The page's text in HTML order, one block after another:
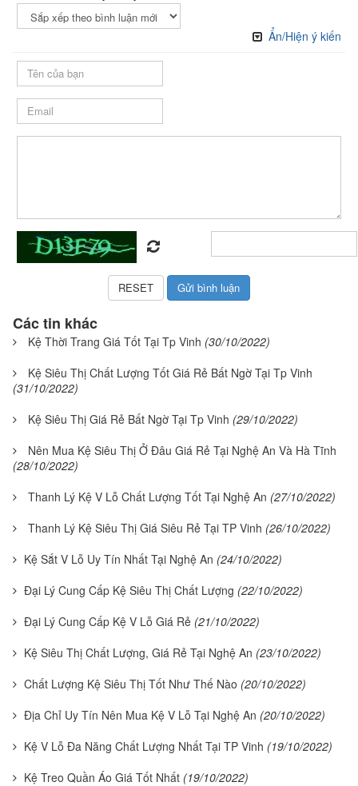
Ẩn/Hiện ý kiến
Các tin khác
Kệ Thời Trang Giá Tốt Tại Tp Vinh (30/10/2022)
Kệ Siêu Thị Chất Lượng Tốt Giá Rẻ Bất Ngờ Tại Tp Vinh
(31/10/2022)
Kệ Siêu Thị Giá Rẻ Bất Ngờ Tại Tp Vinh (29/10/2022)
Nên Mua Kệ Siêu Thị Ở Đâu Giá Rẻ Tại Nghệ An Và Hà Tĩnh
(28/10/2022)
Thanh Lý Kệ V Lỗ Chất Lượng Tốt Tại Nghệ An (27/10/2022)
Thanh Lý Kệ Siêu Thị Giá Siêu Rẻ Tại TP Vinh (26/10/2022)
Kệ Sắt V Lỗ Uy Tín Nhất Tại Nghệ An (24/10/2022)
Đại Lý Cung Cấp Kệ Siêu Thị Chất Lượng (22/10/2022)
Đại Lý Cung Cấp Kệ V Lỗ Giá Rẻ (21/10/2022)
Kệ Siêu Thị Chất Lượng, Giá Rẻ Tại Nghệ An (23/10/2022)
Chất Lượng Kệ Siêu Thị Tốt Như Thế Nào (20/10/2022)
Địa Chỉ Uy Tín Nên Mua Kệ V Lỗ Tại Nghệ An (20/10/2022)
Kệ V Lỗ Đa Năng Chất Lượng Nhất Tại TP Vinh (19/10/2022)
Kệ Treo Quần Áo Giá Tốt Nhất (19/10/2022)